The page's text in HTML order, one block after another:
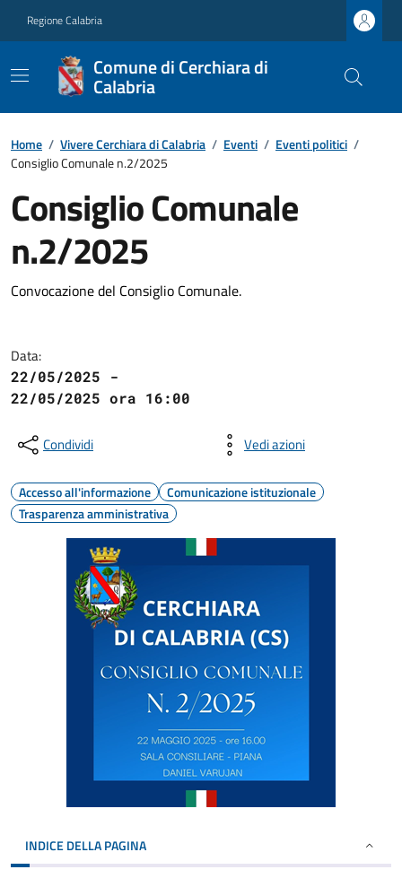
Regione Calabria
Comune di Cerchiara di
Calabria
Home / Vivere Cerchiara di Calabria / Eventi / Eventi politici /
Consiglio Comunale n.2/2025
Consiglio Comunale
n.2/2025
Convocazione del Consiglio Comunale.
Data:
22/05/2025 -
22/05/2025 ora 16:00
Condividi Vedi azioni
Accesso all'informazione
Comunicazione istituzionale
Trasparenza amministrativa
INDICE DELLA PAGINA